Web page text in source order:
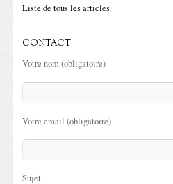
Liste de tous les articles
CONTACT
Votre nom (obligatoire)
Votre email (obligatoire)
Sujet